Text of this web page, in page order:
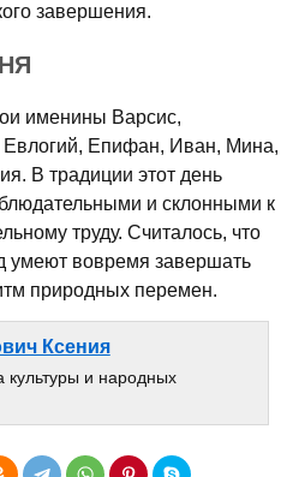
завершения.
именины Варсис,
Епифан, Иван, Мина,
В традиции этот день
и склонными к
труду. Считалось, что
умеют вовремя завершать
природных перемен.
Ксения
культуры и народных